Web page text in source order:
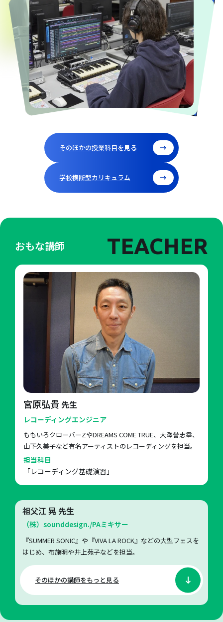
そのほかの授業科目を見る
学校横断型カリキュラム
おもな講師 TEACHER
宮原弘貴 先生
レコーディングエンジニア
ももいろクローバーZやDREAMS COME TRUE、大澤誉志幸、
山下久美子など有名アーティストのレコーディングを担当。
担当科目
「レコーディング基礎演習」
祖父江 晃 先生
（株）sounddesign./PAミキサー
『SUMMER SONIC』や『VIVA LA ROCK』などの大型フェスを
はじめ、布施明や井上苑子などを担当。
そのほかの講師をもっと見る